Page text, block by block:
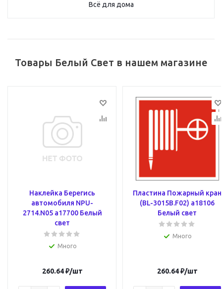
Всё для дома
Товары Белый Свет в нашем магазине
Наклейка Берегись
автомобиля NPU-
2714.N05 a17700 Белый
свет
Много
260.64₽/шт
Пластина Пожарный кран
(BL-3015B.F02) a18106
Белый свет
Много
260.64₽/шт